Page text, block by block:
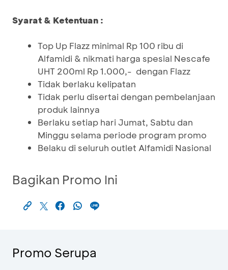
Syarat & Ketentuan :
Top Up Flazz minimal Rp 100 ribu di
Alfamidi & nikmati harga spesial Nescafe
UHT 200ml Rp 1.000,- dengan Flazz
Tidak berlaku kelipatan
Tidak perlu disertai dengan pembelanjaan
produk lainnya
Berlaku setiap hari Jumat, Sabtu dan
Minggu selama periode program promo
Belaku di seluruh outlet Alfamidi Nasional
Bagikan Promo Ini
Promo Serupa